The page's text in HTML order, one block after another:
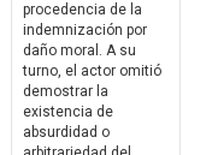
procedencia de la
indemnización por
daño moral. A su
turno, el actor omitió
demostrar la
existencia de
absurdidad o